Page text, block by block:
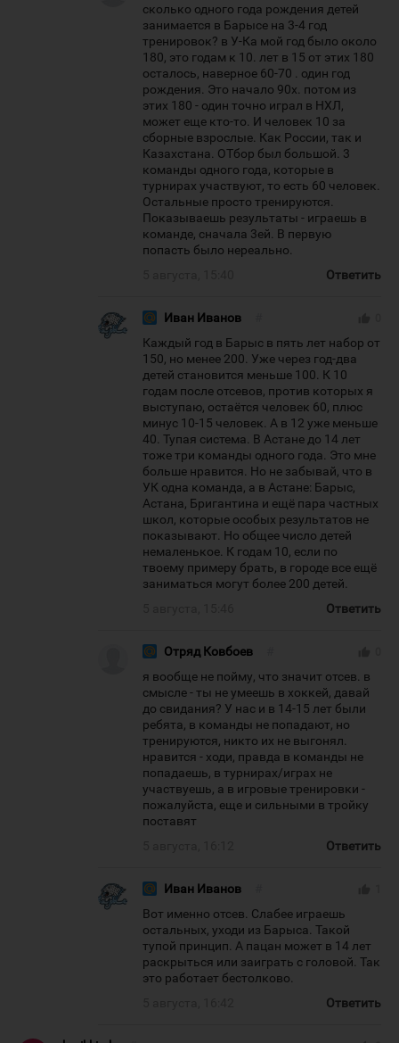
сколько одного года рождения детей
занимается в Барысе на 3-4 год
тренировок? в У-Ка мой год было около
180, это годам к 10. лет в 15 от этих 180
осталось, наверное 60-70 . один год
рождения. Это начало 90х. потом из
этих 180 - один точно играл в НХЛ,
может еще кто-то. И человек 10 за
сборные взрослые. Как России, так и
Казахстана. ОТбор был большой. 3
команды одного года, которые в
турнирах участвуют, то есть 60 человек.
Остальные просто тренируются.
Показываешь результаты - играешь в
команде, сначала 3ей. В первую
попасть было нереально.
Ответить
Иван Иванов
Каждый год в Барыс в пять лет набор от
150, но менее 200. Уже через год-два
детей становится меньше 100. К 10
годам после отсевов, против которых я
выступаю, остаётся человек 60, плюс
минус 10-15 человек. А в 12 уже меньше
40. Тупая система. В Астане до 14 лет
тоже три команды одного года. Это мне
больше нравится. Но не забывай, что в
УК одна команда, а в Астане: Барыс,
Астана, Бригантина и ещё пара частных
школ, которые особых результатов не
показывают. Но общее число детей
немаленькое. К годам 10, если по
твоему примеру брать, в городе все ещё
заниматься могут более 200 детей.
Ответить
Отряд Ковбоев
я вообще не пойму, что значит отсев. в
смысле - ты не умеешь в хоккей, давай
до свидания? У нас и в 14-15 лет были
ребята, в команды не попадают, но
тренируются, никто их не выгонял.
нравится - ходи, правда в команды не
попадаешь, в турнирах/играх не
участвуешь, а в игровые тренировки -
пожалуйста, еще и сильными в тройку
поставят
Ответить
Иван Иванов
Вот именно отсев. Слабее играешь
остальных, уходи из Барыса. Такой
тупой принцип. А пацан может в 14 лет
раскрыться или заиграть с головой. Так
это работает бестолково.
Ответить